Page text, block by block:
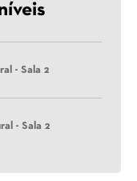
- Sala 2
- Sala 2